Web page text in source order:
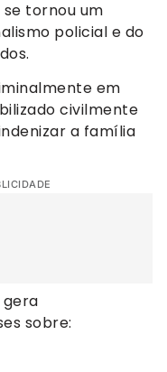
se tornou um
policial e do
em
civilmente
a família
gera
sobre: